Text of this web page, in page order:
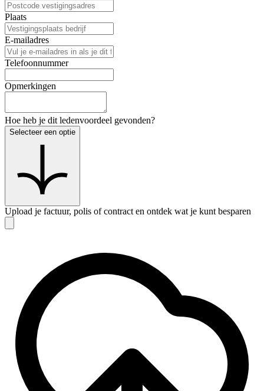
Plaats
E-mailadres
Telefoonnummer
Opmerkingen
Hoe heb je dit ledenvoordeel gevonden?
Selecteer een optie
Upload je factuur, polis of contract en ontdek wat je kunt besparen